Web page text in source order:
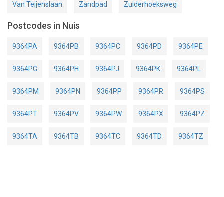
Van Teijenslaan Zandpad Zuiderhoeksweg
Postcodes in Nuis
9364PA 9364PB 9364PC 9364PD 9364PE
9364PG 9364PH 9364PJ 9364PK 9364PL
9364PM 9364PN 9364PP 9364PR 9364PS
9364PT 9364PV 9364PW 9364PX 9364PZ
9364TA 9364TB 9364TC 9364TD 9364TZ